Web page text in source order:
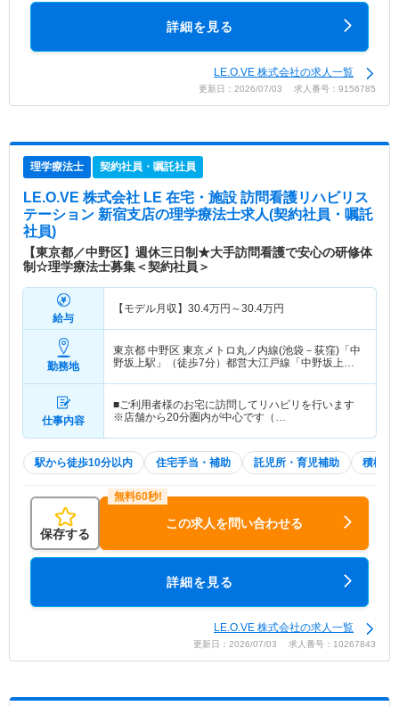
詳細を見る
LE.O.VE 株式会社の求人一覧
更新日：2026/07/03 求人番号：9156785
理学療法士 契約社員・嘱託社員
LE.O.VE 株式会社 LE 在宅・施設 訪問看護リハビリス
テーション 新宿支店の理学療法士求人(契約社員・嘱託
社員)
【東京都／中野区】週休三日制★大手訪問看護で安心の研修体
制☆理学療法士募集＜契約社員＞
給与
【モデル月収】 30.4万円～30.4万円
勤務地
東京都 中野区 東京メトロ丸ノ内線(池袋－荻窪)「中
野坂上駅」（徒歩7分）都営大江戸線「中野坂上
仕事内容
■ご利用者様のお宅に訪問してリハビリを行います
※店舗から20分圏内が中心です（…
駅から徒歩10分以内 住宅手当・補助 託児所・育児補助 積極採
保存する
この求人を問い合わせる
詳細を見る
LE.O.VE 株式会社の求人一覧
更新日：2026/07/03 求人番号：10267843